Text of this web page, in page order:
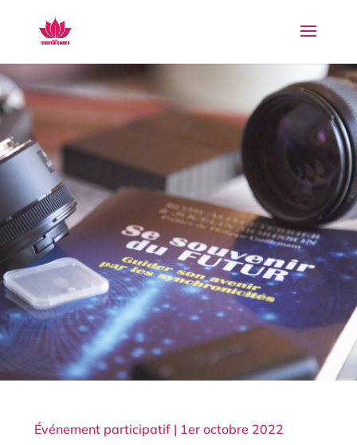
Événement participatif | 1er octobre 2022